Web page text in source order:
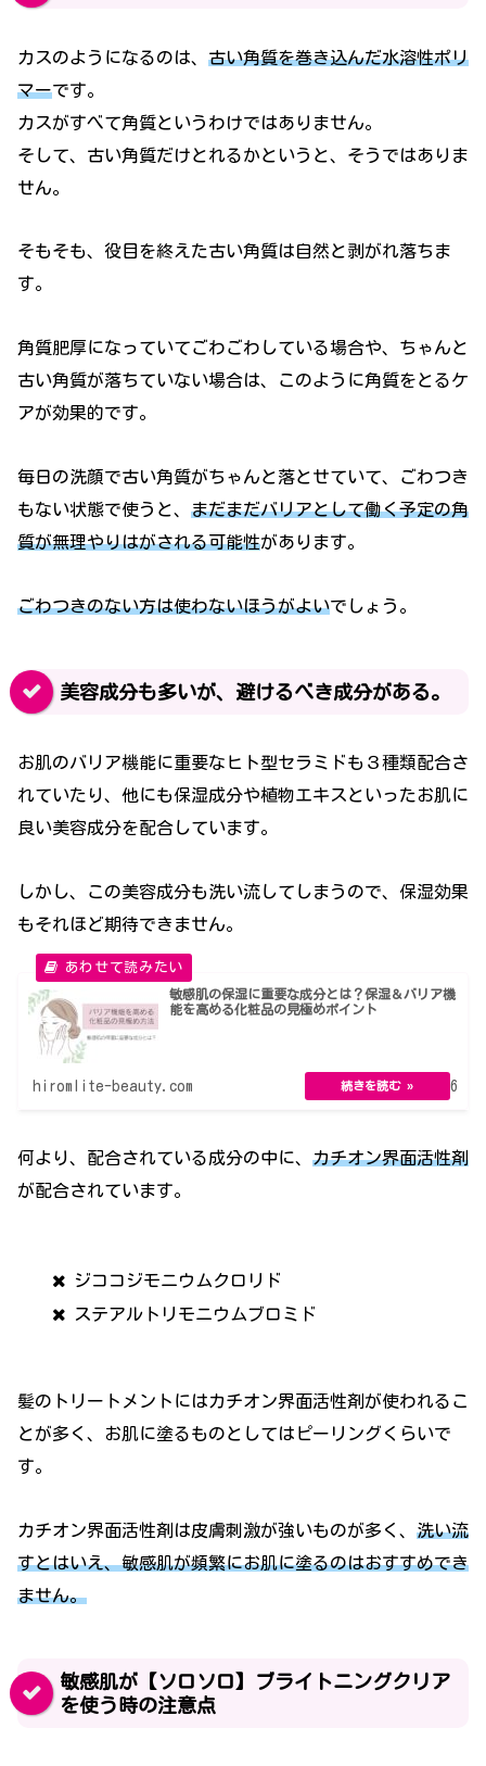
カスのようになるのは、 古い角質を巻き込んだ水溶性ポリ
マーです。
カスがすべて角質というわけではありません。
そして、古い角質だけとれるかというと、そうではありま
せん。
そもそも、役目を終えた古い角質は自然と剥がれ落ちま
す。
角質肥厚になっていてごわごわしている場合や、ちゃんと
古い角質が落ちていない場合は、このように角質をとるケ
アが効果的です。
毎日の洗顔で古い角質がちゃんと落とせていて、ごわつき
もない状態で使うと、 まだまだバリアとして働く予定の角
質が無理やりはがされる可能性があります。
ごわつきのない方は使わないほうがよいでしょう。
美容成分も多いが、避けるべき成分がある。
お肌のバリア機能に重要なヒト型セラミドも３種類配合さ
れていたり、他にも保湿成分や植物エキスといったお肌に
良い美容成分を配合しています。
しかし、この美容成分も洗い流してしまうので、保湿効果
もそれほど期待できません。
敏感肌の保湿に重要な成分とは？保湿＆バリア機
能を高める化粧品の見極めポイント
hiromlite-beauty.com 2021.10.06
何より、配合されている成分の中に、 カチオン界面活性剤
が配合されています。
ジココジモニウムクロリド
ステアルトリモニウムブロミド
髪のトリートメントにはカチオン界面活性剤が使われるこ
とが多く、お肌に塗るものとしてはピーリングくらいで
す。
カチオン界面活性剤は皮膚刺激が強いものが多く、 洗い流
すとはいえ、敏感肌が頻繁にお肌に塗るのはおすすめでき
ません。
敏感肌が【ソロソロ】ブライトニングクリア
を使う時の注意点